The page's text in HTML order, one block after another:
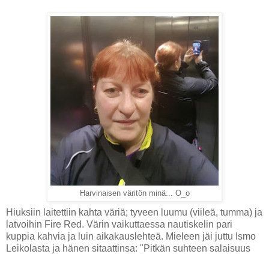
Harvinaisen väritön minä... O_o
Hiuksiin laitettiin kahta väriä; tyveen luumu (viileä, tumma) ja
latvoihin Fire Red. Värin vaikuttaessa nautiskelin pari
kuppia kahvia ja luin aikakauslehteä. Mieleen jäi juttu Ismo
Leikolasta ja hänen sitaattinsa: "Pitkän suhteen salaisuus